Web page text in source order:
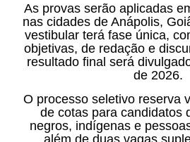
As provas serão aplicadas
nas cidades de Anápolis,
vestibular terá fase única,
objetivas, de redação e
resultado final será
de 2026.
O processo seletivo reserva
de cotas para candidatos
negros, indígenas e
além de duas vagas